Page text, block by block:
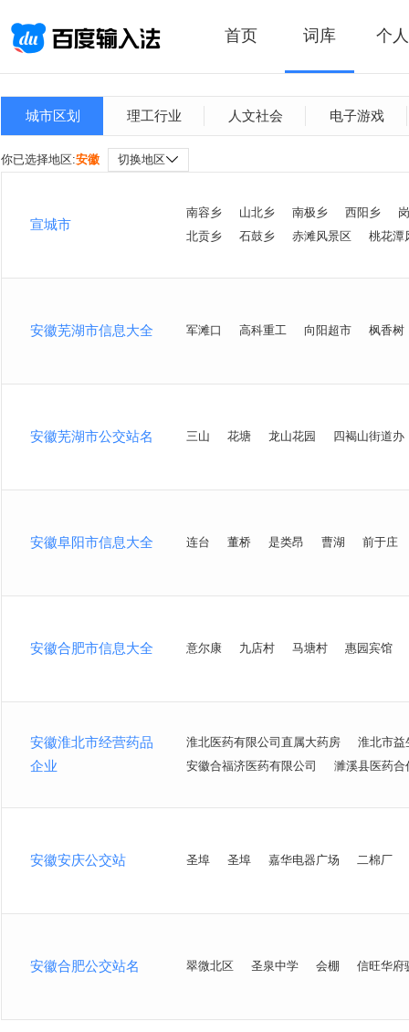
首页 词库 个
城市区划 理工行业 人文社会 电子游戏
你已选择地区:安徽 切换地区
宣城市
南容乡 山北乡 南极乡 西阳乡
北贡乡
石鼓乡 赤滩风景区 桃花潭
安徽芜湖市信息大全 军滩口 高科重工 向阳超市 枫香树
安徽芜湖市公交站名 三山 花塘 龙山花园 四褐山街道办
安徽阜阳市信息大全 连台 董桥 是类昂 曹湖 前于庄
安徽合肥市信息大全 意尔康 九店村 马塘村 惠园宾馆
安徽淮北市经营药品
企业
淮北医药有限公司直属大药房
淮北市益
安徽合福济医药有限公司
濉溪县医药合
安徽安庆公交站 圣埠 圣埠 嘉华电器广场 二棉厂
安徽合肥公交站名 翠微北区 圣泉中学 会棚 信旺华府